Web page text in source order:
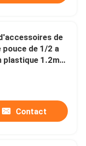
de
de 1/2 a
plastique 1.2mm
Contact